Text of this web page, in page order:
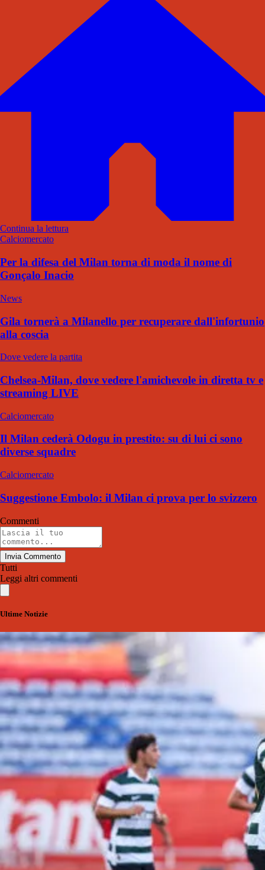
Continua la lettura
Calciomercato
Per la difesa del Milan torna di moda il nome di
Gonçalo Inacio
News
Gila tornerà a Milanello per recuperare dall'infortunio
alla coscia
Dove vedere la partita
Chelsea-Milan, dove vedere l'amichevole in diretta tv e
streaming LIVE
Calciomercato
Il Milan cederà Odogu in prestito: su di lui ci sono
diverse squadre
Calciomercato
Suggestione Embolo: il Milan ci prova per lo svizzero
Commenti
Invia Commento
Tutti
Leggi altri commenti
Ultime Notizie